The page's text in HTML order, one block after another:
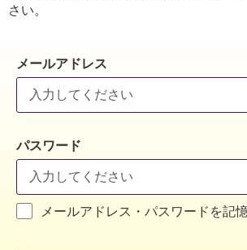
さい。
メールアドレス
パスワード
メールアドレス・パスワードを記